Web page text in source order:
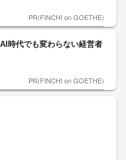
PR(FINCHI on GOETHE)
時代でも変わらない経営者
PR(FINCHI on GOETHE)